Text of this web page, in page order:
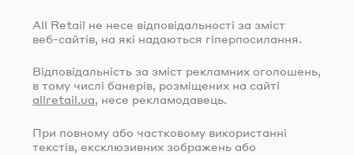
All Retail не несе відповідальності за зміст
веб-сайтів, на які надаються гіперпосилання.
Відповідальність за зміст рекламних оголошень,
в тому числі банерів, розміщених на сайті
allretail.ua, несе рекламодавець.
При повному або частковому використанні
текстів, ексклюзивних зображень або